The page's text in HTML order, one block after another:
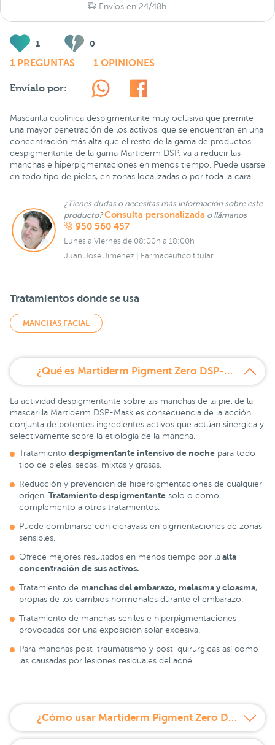
Envíos en 24/48h
1 0
1 PREGUNTAS 1 OPINIONES
Envíalo por:
Mascarilla caolínica despigmentante muy oclusiva que premite
una mayor penetración de los activos, que se encuentran en una
concentración más alta que el resto de la gama de productos
despigmentante de la gama Martiderm DSP, va a reducir las
manchas e hiperpigmentaciones en menos tiempo. Puede usarse
en todo tipo de pieles, en zonas localizadas o por toda la cara.
¿Tienes dudas o necesitas más información sobre este
producto?Consulta personalizada o llámanos
950 560 457
Lunes a Viernes de 08:00h a 18:00h
Juan José Jiménez | Farmacéutico titular
Tratamientos donde se usa
MANCHAS FACIAL
¿Qué es Martiderm Pigment Zero DSP-Mask Mascarilla despigmentante 30 ml?
La actividad despigmentante sobre las manchas de la piel de la
mascarilla Martiderm DSP-Mask es consecuencia de la acción
conjunta de potentes ingredientes activos que actúan sinergica y
selectivamente sobre la etiología de la mancha.
Tratamiento despigmentante intensivo de noche para todo
tipo de pieles, secas, mixtas y grasas.
Reducción y prevención de hiperpigmentaciones de cualquier
origen. Tratamiento despigmentante solo o como
complemento a otros tratamientos.
Puede combinarse con cicravass en pigmentaciones de zonas
sensibles.
Ofrece mejores resultados en menos tiempo por la alta
concentración de sus activos.
Tratamiento de manchas del embarazo, melasma y cloasma,
propias de los cambios hormonales durante el embarazo.
Tratamiento de manchas seniles e hiperpigmentaciones
provocadas por una exposición solar excesiva.
Para manchas post-traumatismo y post-quirurgicas así como
las causadas por lesiones residuales del acné.
¿Cómo usar Martiderm Pigment Zero DSP-Mask Mascarilla despigmentante 30 ml?